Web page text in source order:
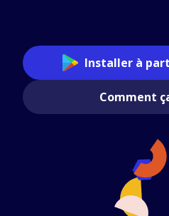
Installer à
Comment